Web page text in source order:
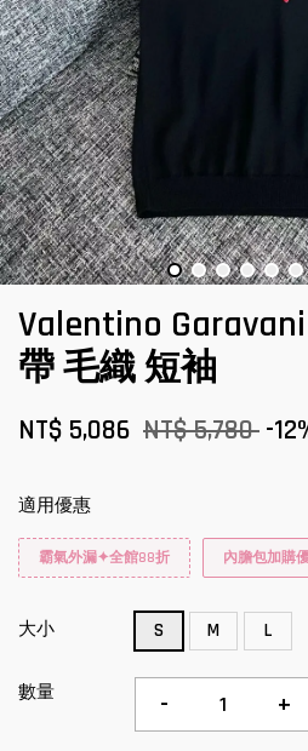
Valentino
帶 毛織 短袖
NT$ 5,086 NT$ 5,780 -
適用優惠
霸氣外漏✦全館88折 內膽包加購
大小 S M L
數量 - +